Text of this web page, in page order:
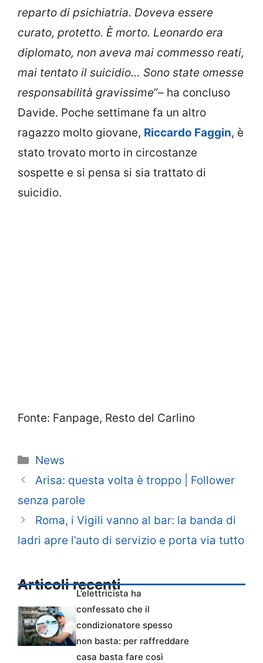
reparto di psichiatria. Doveva essere
curato, protetto. È morto. Leonardo era
diplomato, non aveva mai commesso reati,
mai tentato il suicidio… Sono state omesse
responsabilità gravissime”– ha concluso
Davide. Poche settimane fa un altro
ragazzo molto giovane, Riccardo Faggin, è
stato trovato morto in circostanze
sospette e si pensa si sia trattato di
suicidio.
Fonte: Fanpage, Resto del Carlino
Categorie
News
Arisa: questa volta è troppo | Follower
senza parole
Roma, i Vigili vanno al bar: la banda di
ladri apre l’auto di servizio e porta via tutto
Articoli recenti
L’elettricista ha
confessato che il
condizionatore spesso
non basta: per raffreddare
casa basta fare così